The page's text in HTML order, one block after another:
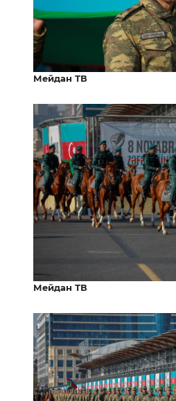
Мейдан ТВ
Мейдан ТВ